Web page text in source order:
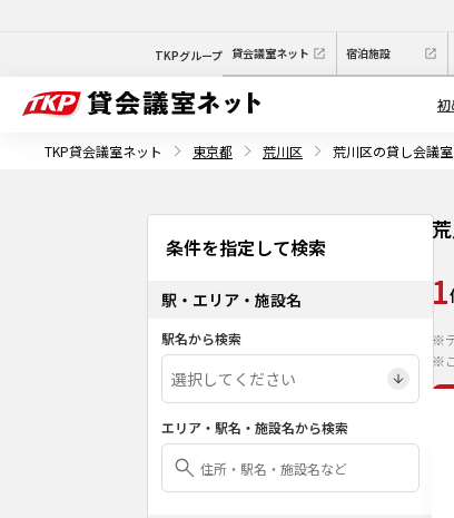
TKPグループ 貸会議室ネット 宿泊施設
初
TKP貸会議室ネット 東京都 荒川区 荒川区の貸し会議
条件を指定して検索
駅・エリア・施設名
駅名から検索
エリア・駅名・施設名から検索
1
※
※